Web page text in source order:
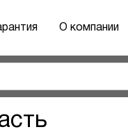
О компании